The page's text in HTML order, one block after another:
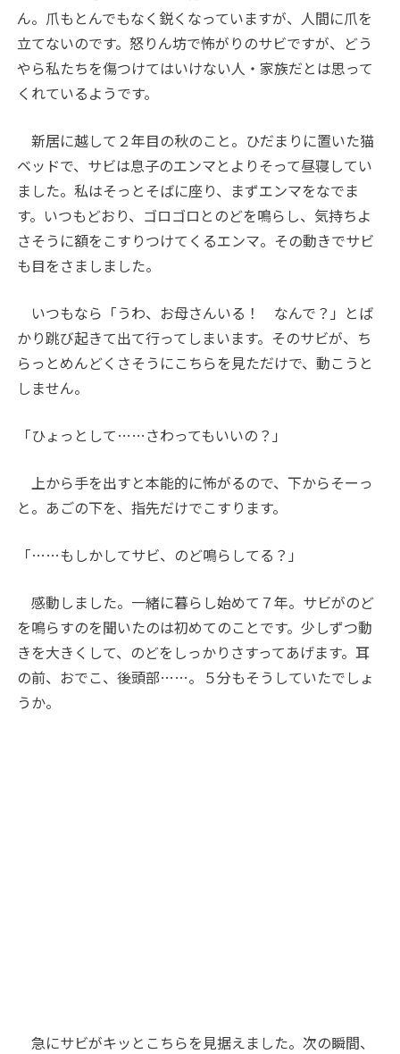
ん。爪もとんでもなく鋭くなっていますが、人間に爪を
立てないのです。怒りん坊で怖がりのサビですが、どう
やら私たちを傷つけてはいけない人・家族だとは思って
くれているようです。
新居に越して２年目の秋のこと。ひだまりに置いた猫
ベッドで、サビは息子のエンマとよりそって昼寝してい
ました。私はそっとそばに座り、まずエンマをなでま
す。いつもどおり、ゴロゴロとのどを鳴らし、気持ちよ
さそうに額をこすりつけてくるエンマ。その動きでサビ
も目をさましました。
いつもなら「うわ、お母さんいる！ なんで？」とば
かり跳び起きて出て行ってしまいます。そのサビが、ち
らっとめんどくさそうにこちらを見ただけで、動こうと
しません。
「ひょっとして……さわってもいいの？」
上から手を出すと本能的に怖がるので、下からそーっ
と。あごの下を、指先だけでこすります。
「……もしかしてサビ、のど鳴らしてる？」
感動しました。一緒に暮らし始めて７年。サビがのど
を鳴らすのを聞いたのは初めてのことです。少しずつ動
きを大きくして、のどをしっかりさすってあげます。耳
の前、おでこ、後頭部……。５分もそうしていたでしょ
うか。
急にサビがキッとこちらを見据えました。次の瞬間、